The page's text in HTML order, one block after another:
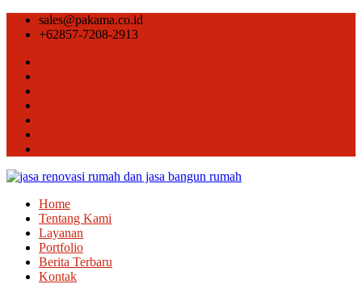
sales@pakama.co.id
+62857-7208-2913
Home
Tentang Kami
Layanan
Portfolio
Berita Terbaru
Kontak